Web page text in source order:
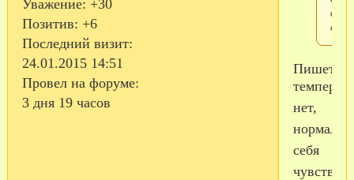
Уважение: +30
Позитив: +6
Последний визит:
24.01.2015 14:51
Провел на форуме:
3 дня 19 часов
свое
Пишет
нет,
себя